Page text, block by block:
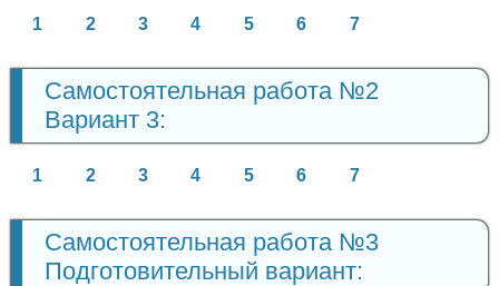
1 2 3 4 5 6 7
Самостоятельная работа №2
Вариант 3:
1 2 3 4 5 6 7
Самостоятельная работа №3
Подготовительный вариант: